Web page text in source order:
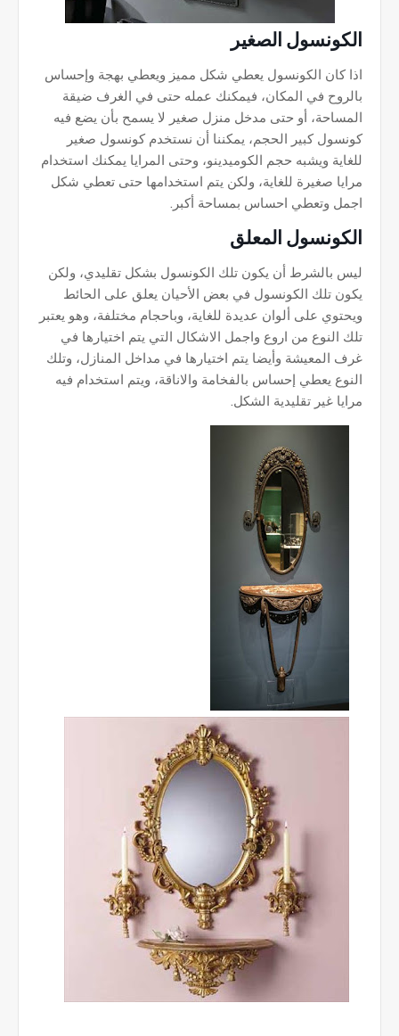
الكونسول الصغير
اذا كان الكونسول يعطي شكل مميز ويعطي بهجة وإحساس
بالروح في المكان، فيمكنك عمله حتى في الغرف ضيقة
المساحة، أو حتى مدخل منزل صغير لا يسمح بأن يضع فيه
كونسول كبير الحجم، يمكننا أن نستخدم كونسول صغير
للغاية ويشبه حجم الكوميدينو، وحتى المرايا يمكنك استخدام
مرايا صغيرة للغاية، ولكن يتم استخدامها حتى تعطي شكل
اجمل وتعطي احساس بمساحة أكبر.
الكونسول المعلق
ليس بالشرط أن يكون تلك الكونسول بشكل تقليدي، ولكن
يكون تلك الكونسول في بعض الأحيان يعلق على الحائط
ويحتوي على ألوان عديدة للغاية، وباحجام مختلفة، وهو يعتبر
تلك النوع من اروع واجمل الاشكال التي يتم اختيارها في
غرف المعيشة وأيضا يتم اختيارها في مداخل المنازل، وتلك
النوع يعطي إحساس بالفخامة والاناقة، ويتم استخدام فيه
مرايا غير تقليدية الشكل.